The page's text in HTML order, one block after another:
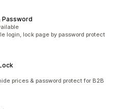
Password
login, lock page by password protect
prices & password protect for B2B